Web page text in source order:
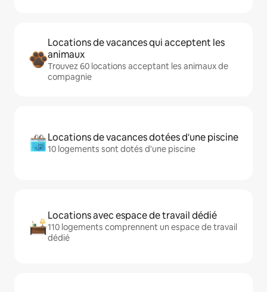
Locations de vacances qui acceptent les
animaux
Trouvez 60 locations acceptant les animaux de
compagnie
Locations de vacances dotées d'une piscine
10 logements sont dotés d'une piscine
Locations avec espace de travail dédié
110 logements comprennent un espace de travail
dédié